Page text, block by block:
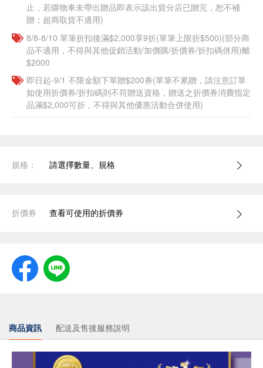
止，若購物車未帶出贈品即表示該出貨分店已贈完，恕不補
贈；超商取貨不適用)
8/8-8/10 單筆折扣後滿$2,000享9折(單筆上限折$500)(部分商
品不適用，不得與其他促銷活動/加價購/折價券/折扣碼併用)離
$2000
即日起-9/1 不限金額下單贈$200券(單筆不累贈，請注意訂單
如使用折價券/折扣碼則不符贈送資格，贈送之折價券消費指定
品滿$2,000可折，不得與其他優惠活動合併使用)
規格： 請選擇數量、規格
折價券 查看可使用的折價券
商品資訊 配送及售後服務說明